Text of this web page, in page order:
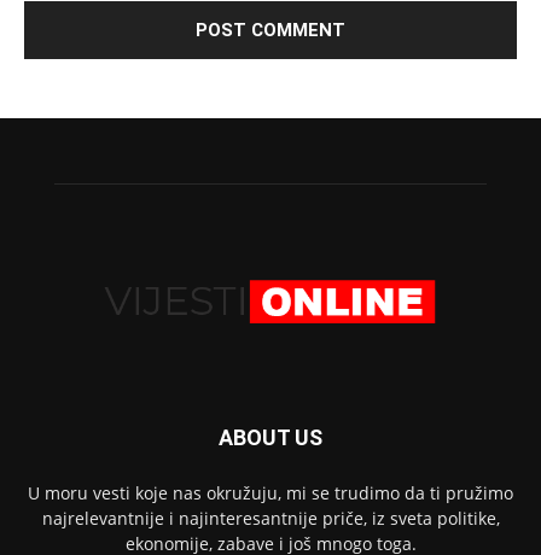
ABOUT US
U moru vesti koje nas okružuju, mi se trudimo da ti pružimo
najrelevantnije i najinteresantnije priče, iz sveta politike,
ekonomije, zabave i još mnogo toga.